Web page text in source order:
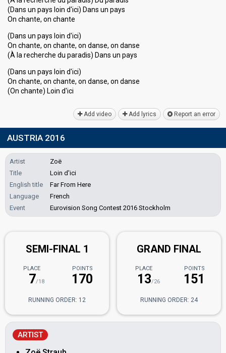
(Dans un pays loin d'ici) Dans un pays
On chante, on chante
(Dans un pays loin d'ici)
On chante, on chante, on danse, on danse
(À la recherche du paradis) Dans un pays
(Dans un pays loin d'ici)
On chante, on chante, on danse, on danѕe
(On chаnte) Loin d'ici
Add video Add lyrics Report an error
AUSTRIA 2016
Artist
Zoë
Title
Loin d'ici
English title
Far From Here
Language
French
Event
Eurovision Song Contest 2016 Stockholm
SEMI-FINAL 1
PLACE
7/18
POINTS
170
RUNNING ORDER: 12
GRAND FINAL
PLACE
13/26
POINTS
151
RUNNING ORDER: 24
ARTIST